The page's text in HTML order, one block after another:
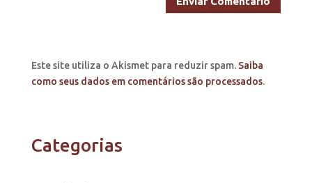
Este site utiliza o Akismet para reduzir spam. Saiba
como seus dados em comentários são processados.
Categorias